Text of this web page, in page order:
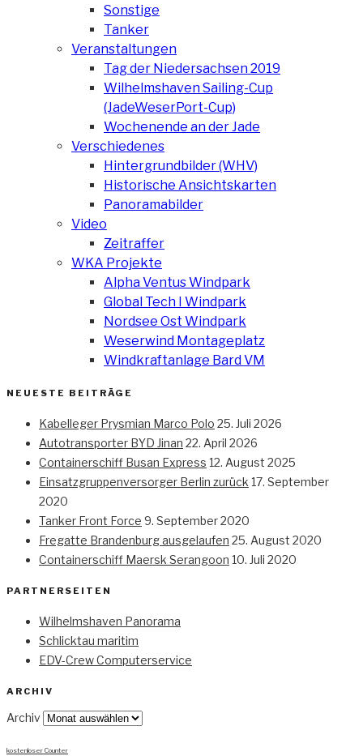
Sonstige
Tanker
Veranstaltungen
Tag der Niedersachsen 2019
Wilhelmshaven Sailing-Cup
(JadeWeserPort-Cup)
Wochenende an der Jade
Verschiedenes
Hintergrundbilder (WHV)
Historische Ansichtskarten
Panoramabilder
Video
Zeitraffer
WKA Projekte
Alpha Ventus Windpark
Global Tech I Windpark
Nordsee Ost Windpark
Weserwind Montageplatz
Windkraftanlage Bard VM
NEUESTE BEITRÄGE
Kabelleger Prysmian Marco Polo 25. Juli 2026
Autotransporter BYD Jinan 22. April 2026
Containerschiff Busan Express 12. August 2025
Einsatzgruppenversorger Berlin zurück 17. September
2020
Tanker Front Force 9. September 2020
Fregatte Brandenburg ausgelaufen 25. August 2020
Containerschiff Maersk Serangoon 10. Juli 2020
PARTNERSEITEN
Wilhelmshaven Panorama
Schlicktau maritim
EDV-Crew Computerservice
ARCHIV
Archiv
kostenloser Counter